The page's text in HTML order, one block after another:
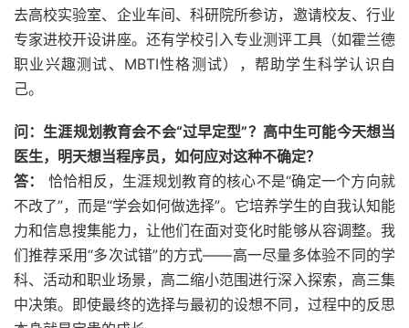
去高校实验室、企业车间、科研院所参访，邀请校友、行业
专家进校开设讲座。还有学校引入专业测评工具（如霍兰德
职业兴趣测试、MBTI性格测试），帮助学生科学认识自
己。
问：生涯规划教育会不会“过早定型”？高中生可能今天想当
医生，明天想当程序员，如何应对这种不确定？
答：
恰恰相反，生涯规划教育的核心不是“确定一个方向就
不改了”，而是“学会如何做选择”。它培养学生的自我认知能
力和信息搜集能力，让他们在面对变化时能够从容调整。我
们推荐采用“多次试错”的方式——高一尽量多体验不同的学
科、活动和职业场景，高二缩小范围进行深入探索，高三集
中决策。即使最终的选择与最初的设想不同，过程中的反思